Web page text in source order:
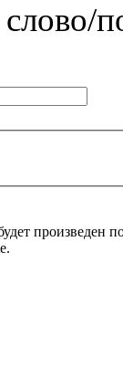
произведен